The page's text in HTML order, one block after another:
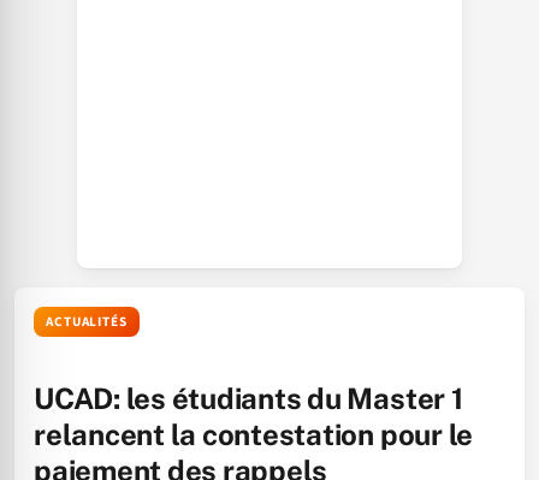
ACTUALITÉS
UCAD: les étudiants du Master 1
relancent la contestation pour le
paiement des rappels